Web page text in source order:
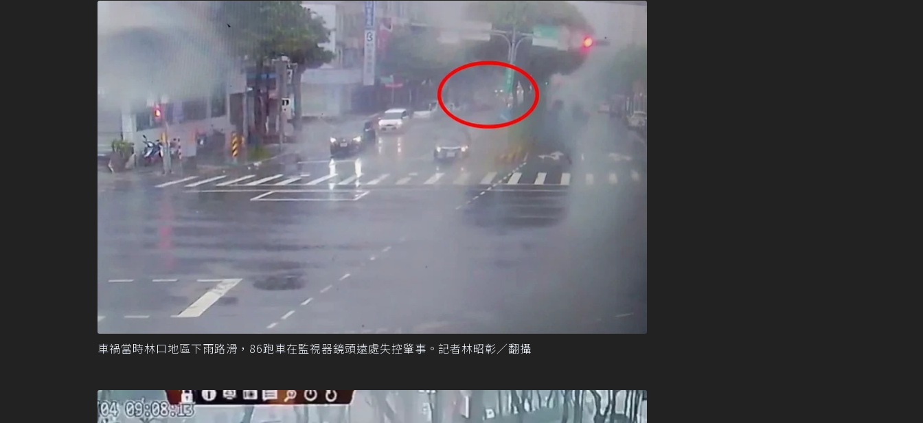
車禍當時林口地區下雨路滑，86跑車在監視器鏡頭遠處失控肇事。記者林昭彰／翻攝